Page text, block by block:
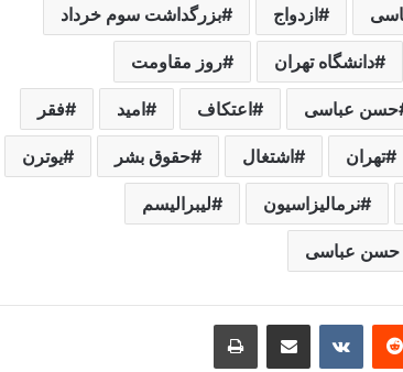
ازدواج بزرگداشت سوم خرداد
دانشگاه تهران روز مقاومت
حسن عباسی اعتکاف امید فقر
تهران اشتغال حقوق بشر یوترن
نرمالیزاسیون لیبرالیسم
حسن عباسی
‫رددیت ‫VKontakteاشتراک گذاری از طریق ایمیل چاپ